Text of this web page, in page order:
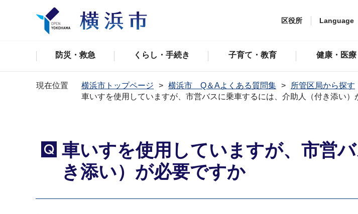
区役所 Language
防災・救急 くらし・手続き 子育て・教育 健康・医
現在位置 横浜市トップページ 横浜市 Q＆Aよくある質問集 所管区局から探す
車いすを使用していますが、市営バスに乗車するには、介助人（付き添い）
Q
車いすを使用していますが、市営
き添い）が必要ですか